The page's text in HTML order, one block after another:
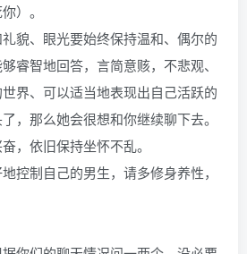
）。
貌、眼光要始终保持温和、偶尔的
睿智地回答，言简意赅，不悲观、
界、可以适当地表现出自己活跃的
，那么她会很想和你继续聊下去。
，依旧保持坐怀不乱。
控制自己的男生，请多修身养性，